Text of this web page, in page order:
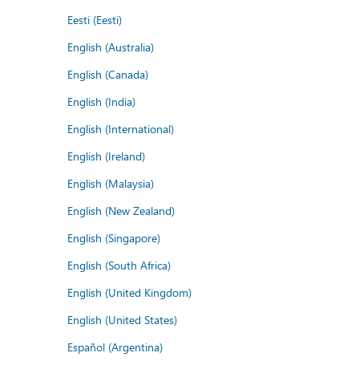
Eesti (Eesti)
English (Australia)
English (Canada)
English (India)
English (International)
English (Ireland)
English (Malaysia)
English (New Zealand)
English (Singapore)
English (South Africa)
English (United Kingdom)
English (United States)
Español (Argentina)